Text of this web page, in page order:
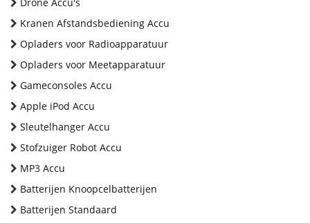
Kranen Afstandsbediening Accu
Opladers voor Radioapparatuur
Opladers voor Meetapparatuur
Gameconsoles Accu
Apple iPod Accu
Sleutelhanger Accu
Stofzuiger Robot Accu
MP3 Accu
Batterijen Knoopcelbatterijen
Batterijen Standaard